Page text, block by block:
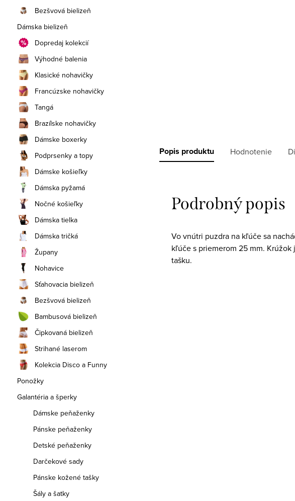
Bezšvová bielizeň
Dámska bielizeň
Dopredaj kolekcií
Výhodné balenia
Klasické nohavičky
Francúzske nohavičky
Tangá
Brazílske nohavičky
Dámske boxerky
Podprsenky a topy
Dámske košieľky
Dámska pyžamá
Nočné košieľky
Dámska tielka
Dámska tričká
Župany
Nohavice
Sťahovacia bielizeň
Bezšvová bielizeň
Bambusová bielizeň
Čipkovaná bielizeň
Strihané laserom
Kolekcia Disco a Funny
Ponožky
Galantéria a šperky
Dámske peňaženky
Pánske peňaženky
Detské peňaženky
Darčekové sady
Pánske kožené tašky
Šály a šatky
Popis produktu Hodnotenie
Podrobný popis
Vo vnútri puzdra na kľúče sa
kľúče s priemerom 25 mm.
tašku.